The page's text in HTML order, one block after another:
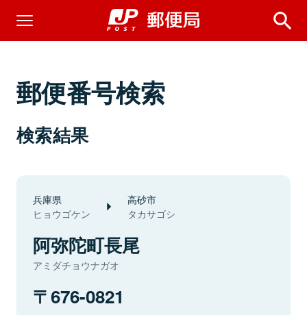
郵便番号検索
検索結果
兵庫県
ヒョウゴケン
高砂市
タカサゴシ
阿弥陀町長尾
アミダチョウナガオ
676-0821